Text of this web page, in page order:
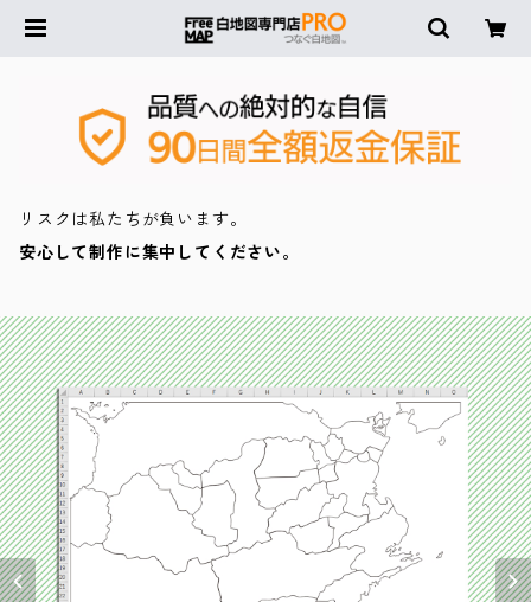
リスクは私たちが負います。
安心して制作に集中してください。